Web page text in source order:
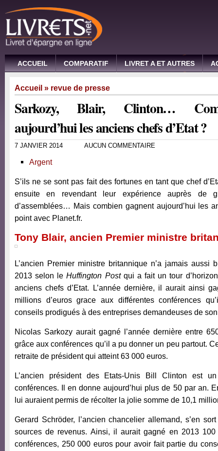
ACCUEIL COMPARATIF LIVRET A ET AUTRES
Accueil » revue de presse
Sarkozy, Blair, Clinton…
aujourd’hui les anciens chefs d’Etat ?
7 JANVIER 2014 AUCUN COMMENTAIRE
Argent
S’ils ne se sont pas fait des fortunes en tant que chef
ensuite en revendant leur expérience auprès de
d’assemblées… Mais combien gagnent aujourd’hui les
point avec Planet.fr.
Tony Blair, ancien Premier ministre
L’ancien Premier ministre britannique n’a jamais aussi
2013 selon leHuffington Postqui a fait un tour
anciens chefs d’Etat. L’année dernière, il aurait ainsi
millions d’euros grace aux différentes conférences
conseils prodigués à des entreprises demandeuses de
Nicolas Sarkozy aurait gagné l’année dernière entre
grâce aux conférences qu’il a pu donner un peu partout.
retraite de président qui atteint 63 000 euros.
L’ancien président des Etats-Unis Bill Clinton est
conférences. Il en donne aujourd’hui plus de 50 par an.
lui auraient permis de récolter la jolie somme de 10,1
Gerard Schröder, l’ancien chancelier allemand, s’en
sources de revenus. Ainsi, il aurait gagné en 2013
conférences, 250 000 euros pour avoir fait partie du